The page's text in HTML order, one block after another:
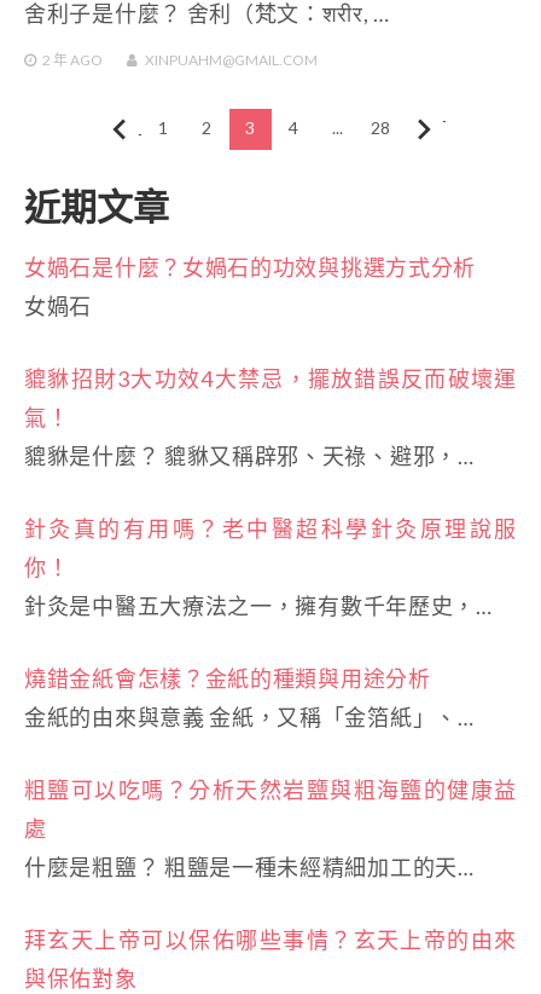
舍利子是什麼？ 舍利（梵文：शरीर, …
2 年AGO XINPUAHM@GMAIL.COM
分
頁
上一頁
1 2 3 4 ... 28 下一頁
近期文章
女媧石是什麼？女媧石的功效與挑選方式分析
女媧石
貔貅招財3大功效4大禁忌，擺放錯誤反而破壞運
氣！
貔貅是什麼？ 貔貅又稱辟邪、天祿、避邪，…
針灸真的有用嗎？老中醫超科學針灸原理說服
你！
針灸是中醫五大療法之一，擁有數千年歷史，…
燒錯金紙會怎樣？金紙的種類與用途分析
金紙的由來與意義 金紙，又稱「金箔紙」、…
粗鹽可以吃嗎？分析天然岩鹽與粗海鹽的健康益
處
什麼是粗鹽？ 粗鹽是一種未經精細加工的天…
拜玄天上帝可以保佑哪些事情？玄天上帝的由來
與保佑對象